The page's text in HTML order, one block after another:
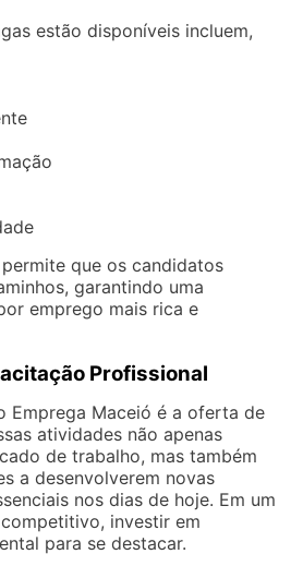
estão disponíveis incluem,
que os candidatos
garantindo uma
emprego mais rica e
Profissional
Emprega Maceió é a oferta de
atividades não apenas
de trabalho, mas também
a desenvolverem novas
nos dias de hoje. Em um
investir em
para se destacar.